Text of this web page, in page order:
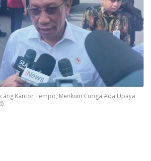
Kantor Tempo, Menkum Curiga Ada Upaya